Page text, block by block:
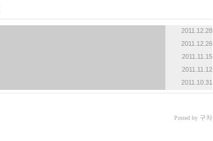
2011.12.28
2011.12.26
2011.11.15
2011.11.12
2011.10.31
Posted by 구